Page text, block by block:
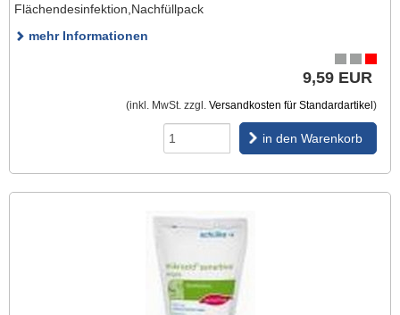
Flächendesinfektion,Nachfüllpack
mehr Informationen
9,59 EUR
(inkl. MwSt. zzgl. Versandkosten für Standardartikel )
in den Warenkorb